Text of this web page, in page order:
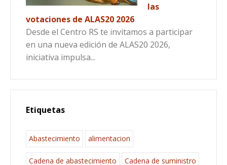
las
votaciones de ALAS20 2026
Desde el Centro RS te invitamos a participar
en una nueva edición de ALAS20 2026,
iniciativa impulsa...
Etiquetas
Abastecimiento alimentacion
Cadena de abastecimiento Cadena de suministro